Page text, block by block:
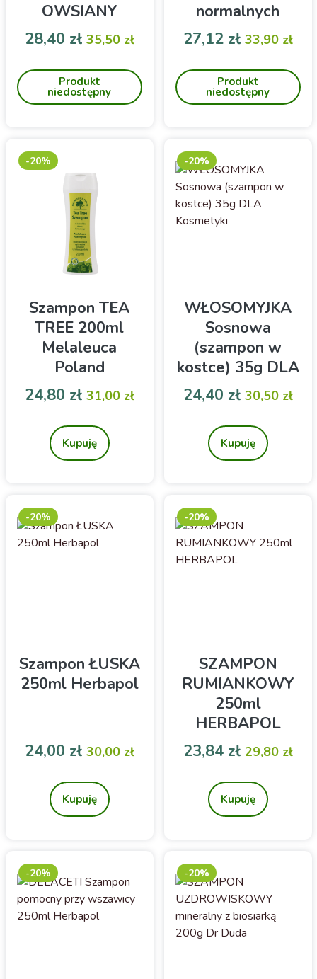
OWSIANY
Sylveco 300ml
pszenicy, owsa i miodem.
Cena
28,40 złCena podstawowa
35,50 zł
Produkt
niedostępny
normalnych
200ml
Herbarium św.
Franciszka
przeciwłupieżowym
Cena
27,12 złCena
33,90 zł
Produkt
niedostępny
Szampon TEA
TREE 200ml
Melaleuca
Poland
produkt australijski na
bazie olejku z drzewa
herbacianego
Cena
24,80 złCena podstawowa
31,00 zł
Kupuję
-20%
WŁOSOMYJKA
Sosnowa
(szampon w
kostce) 35g DLA
Kosmetyki
włosów
przetłuszczających się
Cena
24,40 złCena
30,50 zł
Kupuję
-20%
Szampon ŁUSKA
250ml Herbapol
Cena
24,00 złCena podstawowa
30,00 zł
Kupuję
-20%
SZAMPON
RUMIANKOWY
250ml
HERBAPOL
jasnych włosów
Cena
23,84 złCena
29,80 zł
Kupuję
-20%
-20% -20%